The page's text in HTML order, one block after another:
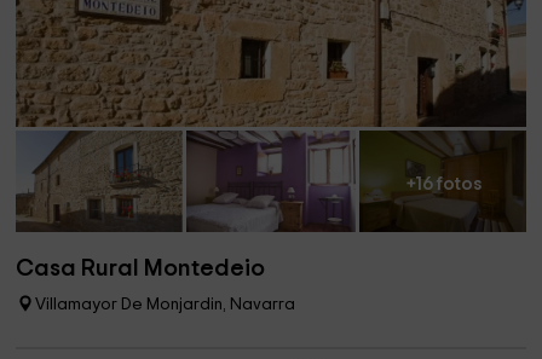
+16 fotos
Casa Rural Montedeio
Villamayor De Monjardin, Navarra